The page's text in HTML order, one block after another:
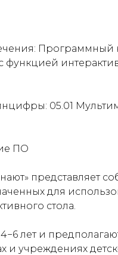
Программный
05.01
ПО
представляет
для
стола.
лет и
и учреждениях